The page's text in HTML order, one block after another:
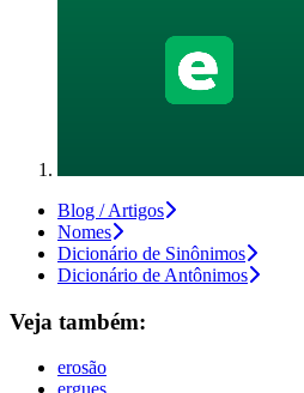
Blog / Artigos
Nomes
Dicionário de Sinônimos
Dicionário de Antônimos
Veja também:
erosão